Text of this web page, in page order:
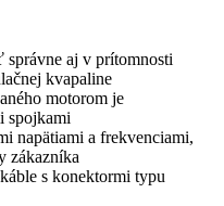
správne aj v prítomnosti
kvapaline
motorom je
spojkami
napätiami a frekvenciami,
zákazníka
s konektormi typu